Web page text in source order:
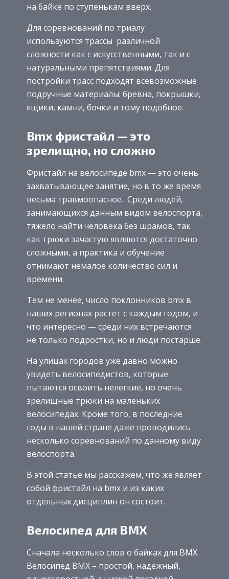
на байке по ступенькам вверх.
Для соревнований по триалу
используются трассы различной
сложности как с искусственными, так и с
натуральными препятствиями. Для
постройки трасс подходят всевозможные
подручные материалы: бревна, покрышки,
ящики, камни, бочки и тому подобное.
Bmx фристайл — это
зрелищно, но сложно
Фристайл на велосипеде bmx — это очень
захватывающее занятие, но в то же время
весьма травмоопасное. Среди людей,
занимающихся данным видом велоспорта,
тяжело найти человека без шрамов, так
как трюки зачастую являются достаточно
сложными, а практика и обучение
отнимают немалое количество сил и
времени.
Тем не менее, число поклонников bmx в
наших регионах растет с каждым годом, и
что интересно — среди них встречаются
не только подростки, но и люди постарше.
На улицах городов уже давно можно
увидеть велосипедистов, которые
пытаются освоить нелегкие, но очень
зрелищные трюки на маленьких
велосипедах. Кроме того, в последние
годы в нашей стране даже проводились
несколько соревнований по данному виду
велоспорта.
В этой статье мы расскажем, что же являет
собой фристайл на bmx и из каких
отдельных дисциплин он состоит.
Велосипед для BMX
Сначала несколько слов о байках для BMX.
Велосипед BMX – простой, надежный,